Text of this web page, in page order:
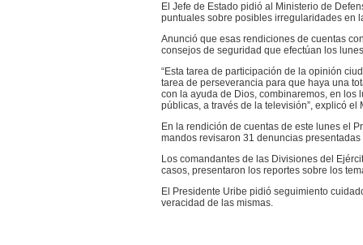
El Jefe de Estado pidió al Ministerio de
puntuales sobre posibles irregularidades en
Anunció que esas rendiciones de cuentas
consejos de seguridad que efectúan los
“Esta tarea de participación de la opinión
tarea de perseverancia para que haya una
con la ayuda de Dios, combinaremos, en
públicas, a través de la televisión”, explicó el
En la rendición de cuentas de este lunes el
mandos revisaron 31 denuncias
Los comandantes de las Divisiones del
casos, presentaron los reportes sobre los
El Presidente Uribe pidió seguimiento
veracidad de las mismas.